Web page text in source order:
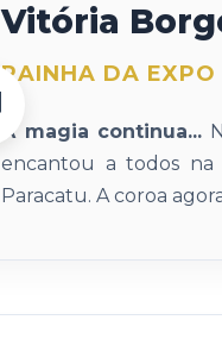
Vitória
RAINHA DA
A magia continua...
encantou a todos na
Paracatu. A coroa